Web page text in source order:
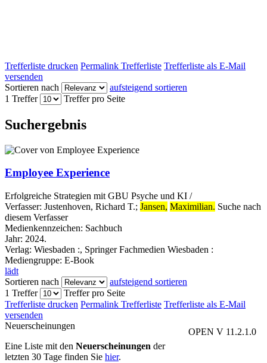
Trefferliste drucken Permalink Trefferliste Trefferliste als E-Mail
versenden
Sortieren nach
aufsteigend sortieren
1 Treffer
Treffer pro Seite
Suchergebnis
Employee Experience
Erfolgreiche Strategien mit GBU Psyche und KI /
Verfasser: Justenhoven, Richard T.; Jansen, Maximilian. Suche nach
diesem Verfasser
Medienkennzeichen: Sachbuch
Jahr: 2024.
Verlag: Wiesbaden :, Springer Fachmedien Wiesbaden :
Mediengruppe: E-Book
lädt
Sortieren nach
aufsteigend sortieren
1 Treffer
Treffer pro Seite
Trefferliste drucken Permalink Trefferliste Trefferliste als E-Mail
versenden
OPEN V 11.2.1.0
Neuerscheinungen
Eine Liste mit den Neuerscheinungen der
letzten 30 Tage finden Sie hier.